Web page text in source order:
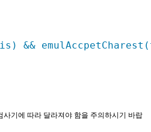
&&
사기에 따라 달라져야 함을 주의하시기 바랍